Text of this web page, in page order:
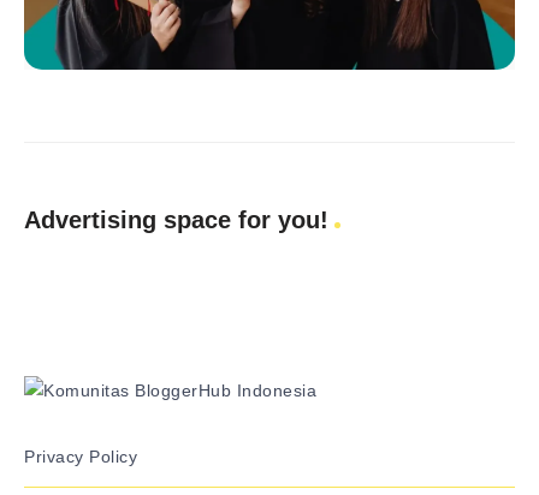
Advertising space for you!
Privacy Policy